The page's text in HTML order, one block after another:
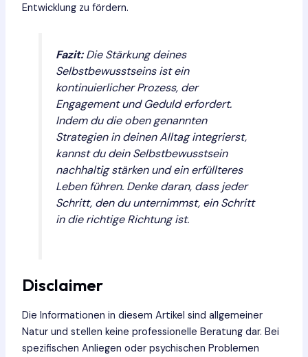
Entwicklung zu fördern.
Fazit:Die Stärkung deines
Selbstbewusstseins ist ein
kontinuierlicher Prozess, der
Engagement und Geduld erfordert.
Indem du die oben genannten
Strategien in deinen Alltag integrierst,
kannst du dein Selbstbewusstsein
nachhaltig stärken und ein erfüllteres
Leben führen. Denke daran, dass jeder
Schritt, den du unternimmst, ein Schritt
in die richtige Richtung ist.
Disclaimer
Die Informationen in diesem Artikel sind allgemeiner
Natur und stellen keine professionelle Beratung dar. Bei
spezifischen Anliegen oder psychischen Problemen